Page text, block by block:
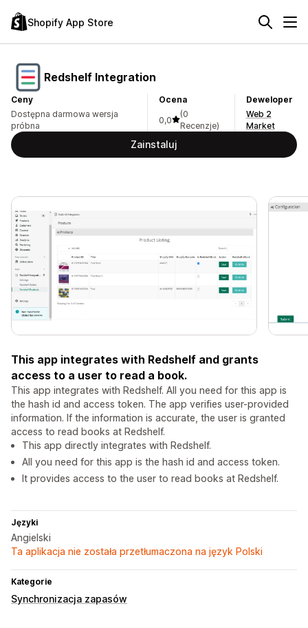
Shopify App Store
Redshelf Integration
Ceny
Dostępna darmowa wersja
próbna
Ocena
0,0
(0
Recenzje)
Deweloper
Web 2
Market
Zainstaluj
This app integrates with Redshelf and grants
access to a user to read a book.
This app integrates with Redshelf. All you need for this app is
the hash id and access token. The app verifies user-provided
information. If the information is accurate, the user is granted
access to read books at Redshelf.
This app directly integrates with Redshelf.
All you need for this app is the hash id and access token.
It provides access to the user to read books at Redshelf.
Języki
Angielski
Ta aplikacja nie została przetłumaczona na język Polski
Kategorie
Synchronizacja zapasów